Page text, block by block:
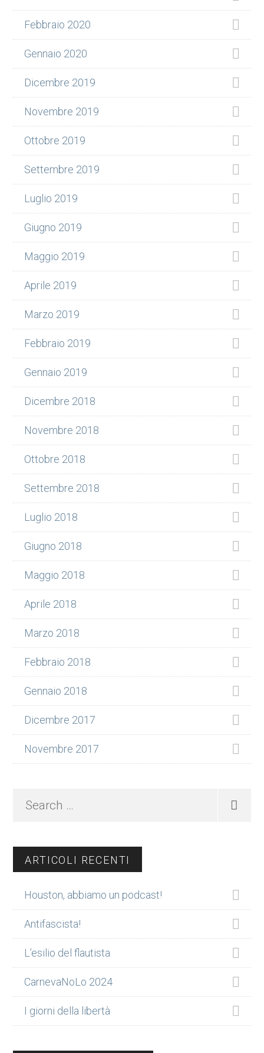
Febbraio 2020
Gennaio 2020
Dicembre 2019
Novembre 2019
Ottobre 2019
Settembre 2019
Luglio 2019
Giugno 2019
Maggio 2019
Aprile 2019
Marzo 2019
Febbraio 2019
Gennaio 2019
Dicembre 2018
Novembre 2018
Ottobre 2018
Settembre 2018
Luglio 2018
Giugno 2018
Maggio 2018
Aprile 2018
Marzo 2018
Febbraio 2018
Gennaio 2018
Dicembre 2017
Novembre 2017
ARTICOLI RECENTI
Houston, abbiamo un podcast!
Antifascista!
L’esilio del flautista
CarnevaNoLo 2024
I giorni della libertà